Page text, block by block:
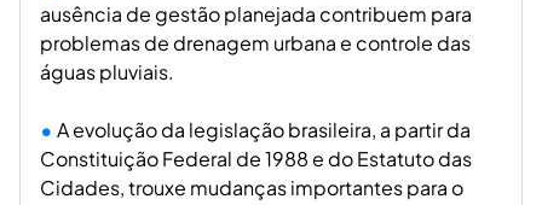
ausência de gestão planejada contribuem para
problemas de drenagem urbana e controle das
águas pluviais.
A evolução da legislação brasileira, a partir da
Constituição Federal de 1988 e do Estatuto das
Cidades, trouxe mudanças importantes para o